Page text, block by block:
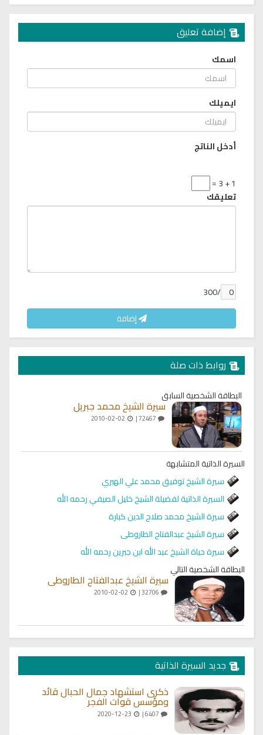
إضافة تعليق
اسمك
ايميلك
أدخل الناتج
1 + 3 =
تعليقك
/300
إضافة
روابط ذات صلة
البطاقة الشخصية السابق
سيرة الشيخ محمد جبريل
السيرة الذاتية المتشابهة
سيرة الشيخ توفيق محمد علي الهبري
السيرة الذاتية لفضيلة الشيخ خليل الصيفي رحمه الله
سيرة الشيخ محمد صلاح الدين كبارة
سيرة الشيخ عبدالفتاح الطاروطى
سيرة حياة الشيخ عبد الله ابن جبرين رحمه الله
البطاقة الشخصية التالي
سيرة الشيخ عبدالفتاح الطاروطى
جديد السيرة الذاتية
ذكرى استشهاد جمال الحبال قائد
ومؤسس قوات الفجر